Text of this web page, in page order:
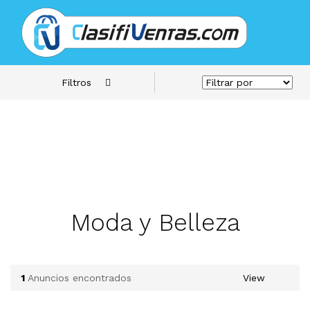
Filtros
Moda y Belleza
1 Anuncios encontrados View